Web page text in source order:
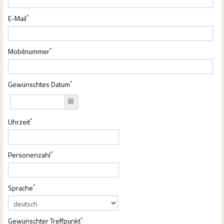
Telefon: +49 (0)3643 40 28 94
Mobil: +49 (0)162 269 39 36
E-Mail*
Mobilnummer*
Gewünschtes Datum*
Uhrzeit*
Personenzahl*
Sprache*
Gewünschter Treffpunkt*